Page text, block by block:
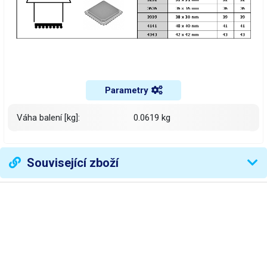
Parametry
Váha balení [kg]: 0.0619 kg
Související zboží